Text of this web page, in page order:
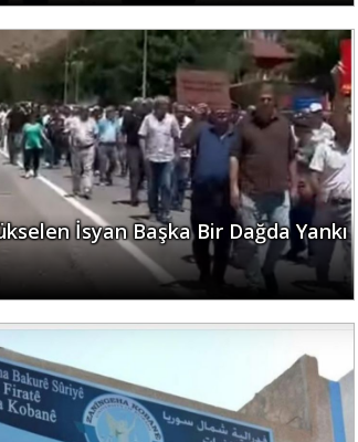
İsyan Başka Bir Dağda Yankı